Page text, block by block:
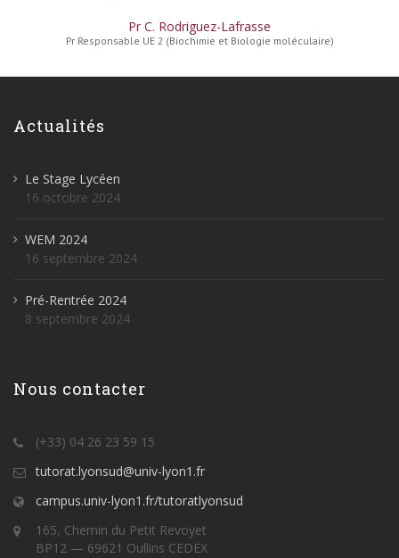
Pr C. Rodriguez-Lafrasse
Pr Responsable UE 2 (Biochimie et Biologie moléculaire)
Actualités
Le Stage Lycéen
16 octobre 2024
WEM 2024
16 septembre 2024
Pré-Rentrée 2024
8 septembre 2024
Nous contacter
(+33) 04 26 23 59 15
tutorat.lyonsud@univ-lyon1.fr
campus.univ-lyon1.fr/tutoratlyonsud
165, Chemin du Petit Revoyet
BP12 — 69621 Oullins CEDEX